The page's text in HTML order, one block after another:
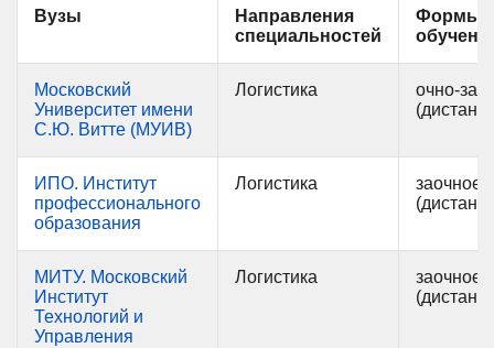
Вузы
Направления
специальностей
Формы
Московский
Университет имени
С.Ю. Витте (МУИВ)
Логистика
очно-
ИПО. Институт
профессионального
образования
Логистика
заочное
МИТУ. Московский
Институт
Технологий и
Управления
Логистика
заочное